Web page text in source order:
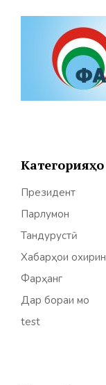
Категорияҳо
Президент
Парлумон
Тандурустӣ
Хабарҳои охирин
Фарҳанг
Дар бораи мо
test